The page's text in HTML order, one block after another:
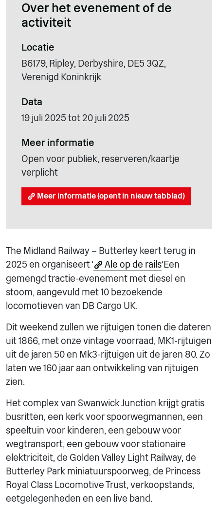
Over het evenement of de
activiteit
Locatie
B6179, Ripley, Derbyshire, DE5 3QZ,
Verenigd Koninkrijk
Data
19 juli 2025 tot 20 juli 2025
Meer informatie
Open voor publiek, reserveren/kaartje
verplicht
Meer informatie (opent in nieuw tabblad)
The Midland Railway – Butterley keert terug in
2025 en organiseert '
Ale op de rails'Een
gemengd tractie-evenement met diesel en
stoom, aangevuld met 10 bezoekende
locomotieven van DB Cargo UK.
Dit weekend zullen we rijtuigen tonen die dateren
uit 1866, met onze vintage voorraad, MK1-rijtuigen
uit de jaren 50 en Mk3-rijtuigen uit de jaren 80. Zo
laten we 160 jaar aan ontwikkeling van rijtuigen
zien.
Het complex van Swanwick Junction krijgt gratis
busritten, een kerk voor spoorwegmannen, een
speeltuin voor kinderen, een gebouw voor
wegtransport, een gebouw voor stationaire
elektriciteit, de Golden Valley Light Railway, de
Butterley Park miniatuurspoorweg, de Princess
Royal Class Locomotive Trust, verkoopstands,
eetgelegenheden en een live band.